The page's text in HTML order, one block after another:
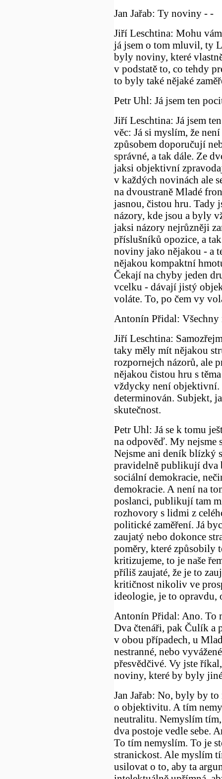
Jan Jařab: Ty noviny - -
Jiří Leschtina: Mohu
já jsem o tom mluvil, ty
byly noviny, které
v podstatě to, co tehdy
to byly také nějaké
Petr Uhl: Já jsem ten
Jiří Leschtina: Já jsem
věc: Já si myslím, že
způsobem doporučují
správné, a tak dále. Ze
jaksi objektivní
v každých novinách ale
na dvoustraně Mladé
jasnou, čistou hru. Tady
názory, kde jsou a byly
jaksi názory nejrůzněji
příslušníků opozice, a
noviny jako nějakou - a
nějakou kompaktní
Čekají na chyby jeden
vcelku - dávají jistý
voláte. To, po čem vy
Antonín Přidal:
Jiří Leschtina:
taky měly mít nějakou
rozpornejch názorů, ale
nějakou čistou hru s
vždycky není objektivní.
determinován. Subjekt,
skutečnost.
Petr Uhl: Já se k tomu
na odpověď. My nejsme
Nejsme ani deník blízký
pravidelně publikují dva
sociální demokracie,
demokracie. A není na
poslanci, publikují tam
rozhovory s lidmi z
politické zaměření. Já
zaujatý nebo dokonce
poměry, které způsobily
kritizujeme, to je naše
příliš zaujaté, že je to
kritičnost nikoliv ve
ideologie, je to opravdu,
Antonín Přidal: Ano. To
Dva čtenáři, pak Čulík a
v obou případech, u
nestranné, nebo
přesvědčivé. Vy jste
noviny, které by byly
Jan Jařab: No, byly by
o objektivitu. A tím
neutralitu. Nemyslím
dva postoje vedle sebe.
To tím nemyslím. To je
stranickost. Ale myslím
usilovat o to, aby ta